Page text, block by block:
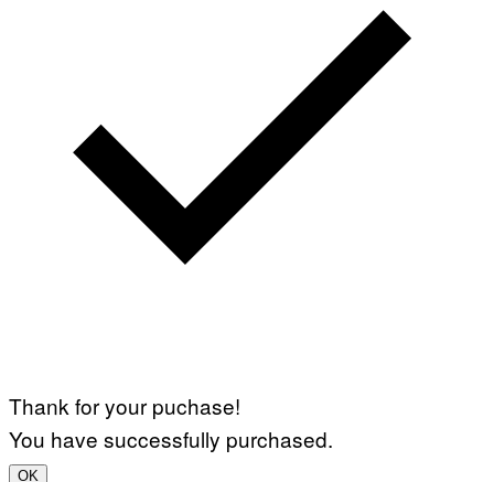
Thank for your puchase!
You have successfully purchased.
OK